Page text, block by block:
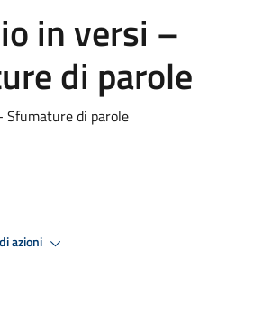
in versi –
di parole
Sfumature di parole
azioni